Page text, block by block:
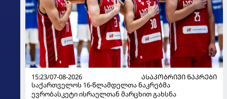
15:23/07-08-2026
ᲐᲡᲐᲙᲝᲑᲠᲘᲕᲘ ᲜᲐᲙᲠᲔᲑᲘ
საქართველოს 16-წლამდელთა ნაკრებმა
ევრობასკეტი ისრაელთან მარცხით გახსნა